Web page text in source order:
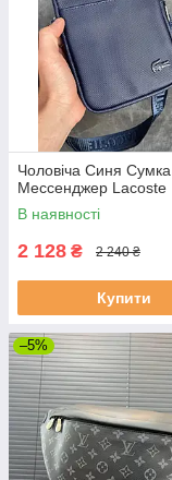
Чоловіча Синя Сумка
Мессенджер Lacoste
В наявності
2 128 ₴ 2 240 ₴
Купити
–5%